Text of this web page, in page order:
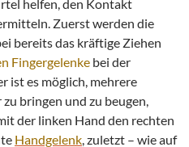
helfen, den Kontakt
Zuerst werden die
bereits das kräftige Ziehen
Fingergelenke bei der
ist es möglich, mehrere
bringen und zu beugen,
der linken Hand den rechten
Handgelenk , zuletzt – wie auf